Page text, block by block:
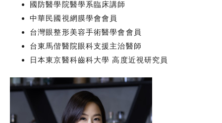
國防醫學院醫學系臨床講師
中華民國視網膜學會會員
台灣眼整形美容手術醫學會會員
台東馬偕醫院眼科支援主治醫師
日本東京醫科齒科大學 高度近視研究員